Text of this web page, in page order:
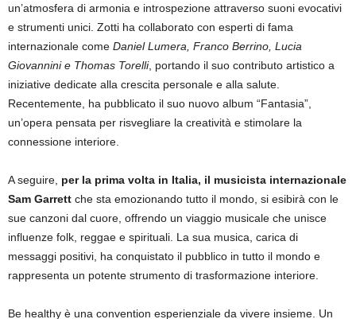
un’atmosfera di armonia e introspezione attraverso suoni evocativi
e strumenti unici. Zotti ha collaborato con esperti di fama
internazionale come Daniel Lumera, Franco Berrino, Lucia
Giovannini e Thomas Torelli, portando il suo contributo artistico a
iniziative dedicate alla crescita personale e alla salute.
Recentemente, ha pubblicato il suo nuovo album “Fantasia”,
un’opera pensata per risvegliare la creatività e stimolare la
connessione interiore.
A seguire, per la prima volta in Italia, il musicista internazionale
Sam Garrett che sta emozionando tutto il mondo, si esibirà con le
sue canzoni dal cuore, offrendo un viaggio musicale che unisce
influenze folk, reggae e spirituali. La sua musica, carica di
messaggi positivi, ha conquistato il pubblico in tutto il mondo e
rappresenta un potente strumento di trasformazione interiore.
Be healthy è una convention esperienziale da vivere insieme. Un